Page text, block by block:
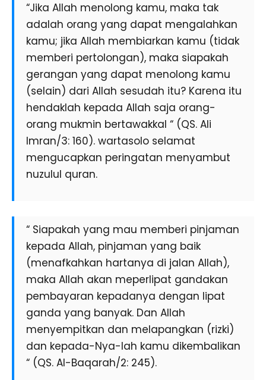
“Jika Allah menolong kamu, maka tak
adalah orang yang dapat mengalahkan
kamu; jika Allah membiarkan kamu (tidak
memberi pertolongan), maka siapakah
gerangan yang dapat menolong kamu
(selain) dari Allah sesudah itu? Karena itu
hendaklah kepada Allah saja orang-
orang mukmin bertawakkal “ (QS. Ali
Imran/3: 160). wartasolo selamat
mengucapkan peringatan menyambut
nuzulul quran.
“ Siapakah yang mau memberi pinjaman
kepada Allah, pinjaman yang baik
(menafkahkan hartanya di jalan Allah),
maka Allah akan meperlipat gandakan
pembayaran kepadanya dengan lipat
ganda yang banyak. Dan Allah
menyempitkan dan melapangkan (rizki)
dan kepada-Nya-lah kamu dikembalikan
“ (QS. Al-Baqarah/2: 245).